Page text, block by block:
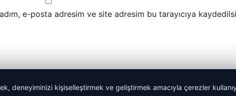
e-posta adresim ve site adresim bu tarayıcıya
deneyiminizi kişiselleştirmek ve geliştirmek amacıyla çerezler